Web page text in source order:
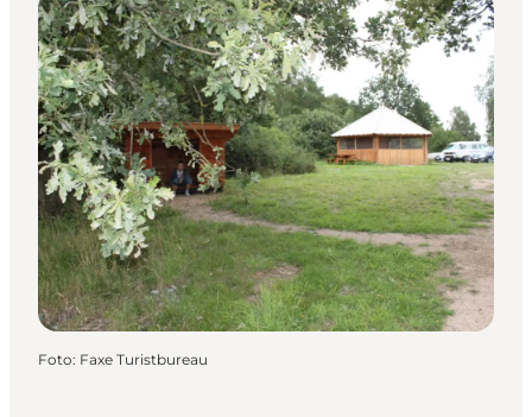
Foto: Faxe Turistbureau